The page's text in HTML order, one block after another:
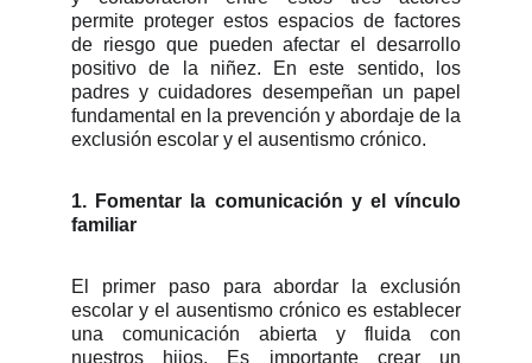
permite proteger estos espacios de factores
de riesgo que pueden afectar el desarrollo
positivo de la niñez. En este sentido, los
padres y cuidadores desempeñan un papel
fundamental en la prevención y abordaje de la
exclusión escolar y el ausentismo crónico.
1. Fomentar la comunicación y el vínculo
familiar
El primer paso para abordar la exclusión
escolar y el ausentismo crónico es establecer
una comunicación abierta y fluida con
nuestros hijos. Es importante crear un